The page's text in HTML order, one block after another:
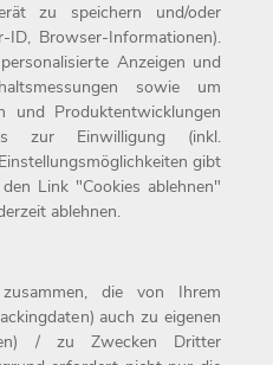
17 Online-Shops aktiv. Die
Mitarbeitern nicht nur einer
sondern auch einer
2019 wurde das
Folge als Top-Arbeitgeber
Unternehmen mit Sitz in
Kontakt
zu speichern und/oder
ID, Browser-Informationen).
Anzeigen und
sowie um
und Produktentwicklungen
zur Einwilligung (inkl.
gibt
Link "Cookies ablehnen"
ablehnen.
die von Ihrem
auch zu eigenen
/ zu Zwecken Dritter